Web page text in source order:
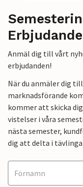
Anmäl dig till vårt
erbjudanden!
När du anmäler dig
marknadsförande
kommer att skicka
vistelser i våra
nästa semester,
dig att delta i